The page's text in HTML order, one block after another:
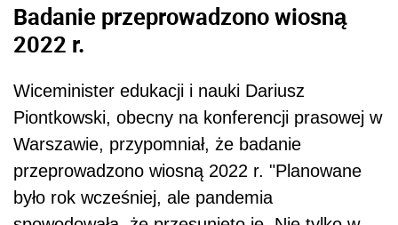
Badanie przeprowadzono wiosną
2022 r.
Wiceminister edukacji i nauki Dariusz
Piontkowski, obecny na konferencji prasowej w
Warszawie, przypomniał, że badanie
przeprowadzono wiosną 2022 r. "Planowane
było rok wcześniej, ale pandemia